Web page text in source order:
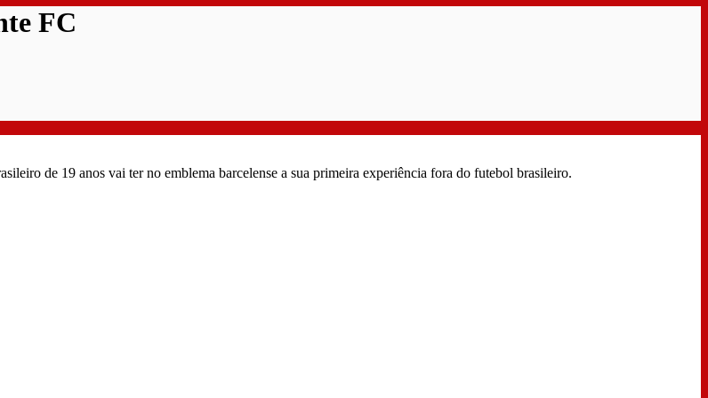
FC
de 19 anos vai ter no emblema barcelense a sua primeira experiência fora do futebol brasileiro.